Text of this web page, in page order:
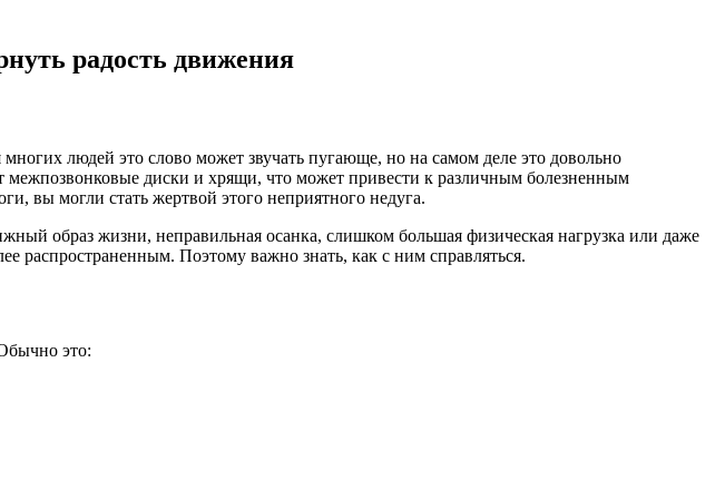
радость движения
людей это слово может звучать пугающе, но на самом деле это довольно
межпозвонковые диски и хрящи, что может привести к различным болезненным
вы могли стать жертвой этого неприятного недуга.
образ жизни, неправильная осанка, слишком большая физическая нагрузка или даже
распространенным. Поэтому важно знать, как с ним справляться.
это: